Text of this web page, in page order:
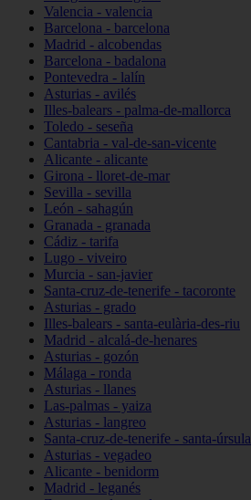
Valencia - valencia
Barcelona - barcelona
Madrid - alcobendas
Barcelona - badalona
Pontevedra - lalín
Asturias - avilés
Illes-balears - palma-de-mallorca
Toledo - seseña
Cantabria - val-de-san-vicente
Alicante - alicante
Girona - lloret-de-mar
Sevilla - sevilla
León - sahagún
Granada - granada
Cádiz - tarifa
Lugo - viveiro
Murcia - san-javier
Santa-cruz-de-tenerife - tacoronte
Asturias - grado
Illes-balears - santa-eulària-des-riu
Madrid - alcalá-de-henares
Asturias - gozón
Málaga - ronda
Asturias - llanes
Las-palmas - yaiza
Asturias - langreo
Santa-cruz-de-tenerife - santa-úrsula
Asturias - vegadeo
Alicante - benidorm
Madrid - leganés